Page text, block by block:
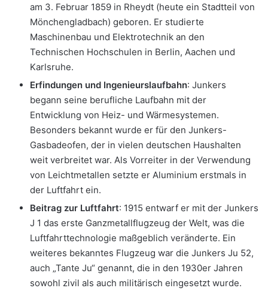
am 3. Februar 1859 in Rheydt (heute ein Stadtteil von
Mönchengladbach) geboren. Er studierte
Maschinenbau und Elektrotechnik an den
Technischen Hochschulen in Berlin, Aachen und
Karlsruhe.
Erfindungen und Ingenieurslaufbahn: Junkers
begann seine berufliche Laufbahn mit der
Entwicklung von Heiz- und Wärmesystemen.
Besonders bekannt wurde er für den Junkers-
Gasbadeofen, der in vielen deutschen Haushalten
weit verbreitet war. Als Vorreiter in der Verwendung
von Leichtmetallen setzte er Aluminium erstmals in
der Luftfahrt ein.
Beitrag zur Luftfahrt: 1915 entwarf er mit der Junkers
J 1 das erste Ganzmetallflugzeug der Welt, was die
Luftfahrttechnologie maßgeblich veränderte. Ein
weiteres bekanntes Flugzeug war die Junkers Ju 52,
auch „Tante Ju“ genannt, die in den 1930er Jahren
sowohl zivil als auch militärisch eingesetzt wurde.